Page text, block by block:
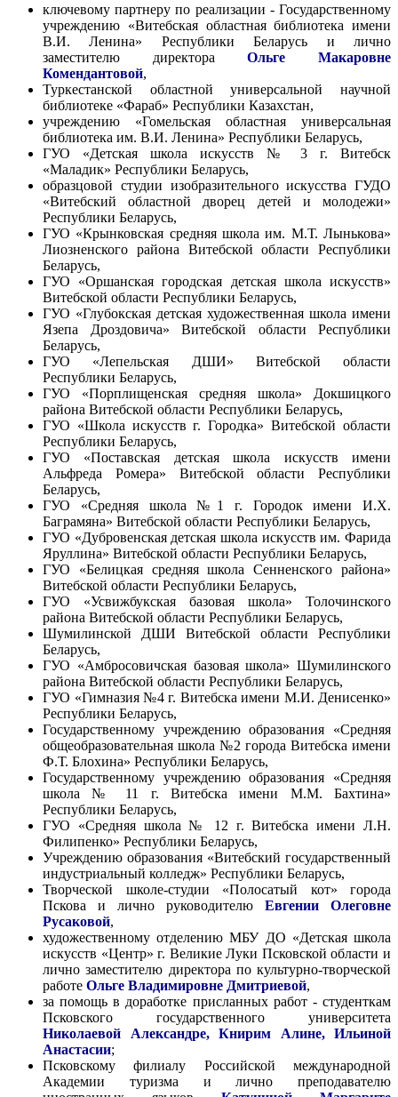
ключевому партнеру по реализации - Государственному
учреждению «Витебская областная библиотека имени
В.И. Ленина» Республики Беларусь и лично
заместителю директораОльге Макаровне
Комендантовой,
Туркестанской областной универсальной научной
библиотеке «Фараб» Республики Казахстан,
учреждению «Гомельская областная универсальная
библиотека им. В.И. Ленина» Республики Беларусь,
ГУО «Детская школа искусств № 3 г. Витебск
«Маладик» Республики Беларусь,
образцовой студии изобразительного искусства ГУДО
«Витебский областной дворец детей и молодежи»
Республики Беларусь,
ГУО «Крынковская средняя школа им. М.Т. Лынькова»
Лиозненского района Витебской области Республики
Беларусь,
ГУО «Оршанская городская детская школа искусств»
Витебской области Республики Беларусь,
ГУО «Глубокская детская художественная школа имени
Язепа Дроздовича» Витебской области Республики
Беларусь,
ГУО «Лепельская ДШИ» Витебской области
Республики Беларусь,
ГУО «Порплищенская средняя школа» Докшицкого
района Витебской области Республики Беларусь,
ГУО «Школа искусств г. Городка» Витебской области
Республики Беларусь,
ГУО «Поставская детская школа искусств имени
Альфреда Ромера» Витебской области Республики
Беларусь,
ГУО «Средняя школа №1 г. Городок имени И.Х.
Баграмяна» Витебской области Республики Беларусь,
ГУО «Дубровенская детская школа искусств им. Фарида
Яруллина» Витебской области Республики Беларусь,
ГУО «Белицкая средняя школа Сенненского района»
Витебской области Республики Беларусь,
ГУО «Усвижбукская базовая школа» Толочинского
района Витебской области Республики Беларусь,
Шумилинской ДШИ Витебской области Республики
Беларусь,
ГУО «Амбросовичская базовая школа» Шумилинского
района Витебской области Республики Беларусь,
ГУО «Гимназия №4 г. Витебска имени М.И. Денисенко»
Республики Беларусь,
Государственному учреждению образования «Средняя
общеобразовательная школа №2 города Витебска имени
Ф.Т. Блохина» Республики Беларусь,
Государственному учреждению образования «Средняя
школа № 11 г. Витебска имени М.М. Бахтина»
Республики Беларусь,
ГУО «Средняя школа № 12 г. Витебска имени Л.Н.
Филипенко» Республики Беларусь,
Учреждению образования «Витебский государственный
индустриальный колледж» Республики Беларусь,
Творческой школе-студии «Полосатый кот» города
Пскова и лично руководителю Евгении Олеговне
Русаковой,
художественному отделению МБУ ДО «Детская школа
искусств «Центр» г. Великие Луки Псковской области и
лично заместителю директора по культурно-творческой
работе Ольге Владимировне Дмитриевой,
за помощь в доработке присланных работ - студенткам
Псковского государственного университета
Николаевой Александре, Книрим Алине, Ильиной
Анастасии;
Псковскому филиалу Российской международной
Академии туризма и лично преподавателю